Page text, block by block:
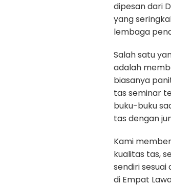
dipesan dari
yang
lembaga
Salah satu
adalah
biasanya
tas seminar
buku-buku
tas dengan
Kami
kualitas tas,
sendiri
di Empat